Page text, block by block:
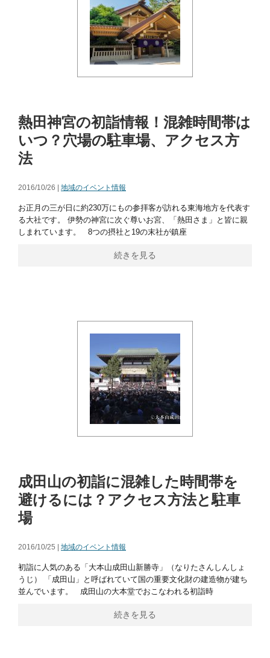
熱田神宮の初詣情報！混雑時間帯は
いつ？穴場の駐車場、アクセス方
法
2016/10/26 | 地域のイベント情報
お正月の三が日に約230万にもの参拝客が訪れる東海地方を代表す
る大社です。 伊勢の神宮に次ぐ尊いお宮、「熱田さま」と皆に親
しまれています。 8つの摂社と19の末社が鎮座
続きを見る
成田山の初詣に混雑した時間帯を
避けるには？アクセス方法と駐車
場
2016/10/25 | 地域のイベント情報
初詣に人気のある「大本山成田山新勝寺」（なりたさんしんしょ
うじ） 「成田山」と呼ばれていて国の重要文化財の建造物が建ち
並んでいます。 成田山の大本堂でおこなわれる初詣時
続きを見る